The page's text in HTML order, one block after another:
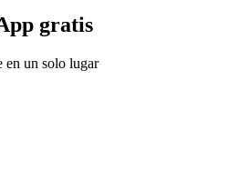
gratis
en un solo lugar